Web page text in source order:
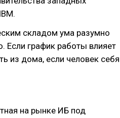
складом ума разумно
Если график работы влияет
из дома, если человек себя
на рынке ИБ под